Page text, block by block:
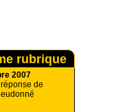
rubrique
2007
de